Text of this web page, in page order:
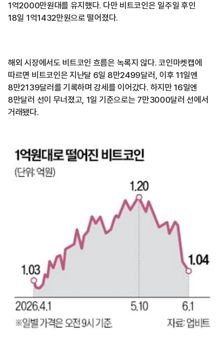
1억2000만원대를 유지했다. 다만 비트코인은 일주일 후인
18일 1억1432만원으로 떨어졌다.
해외 시장에서도 비트코인 흐름은 녹록지 않다. 코인마켓캡에
따르면 비트코인은 지난달 6일 8만2499달러, 이후 11일엔
8만2139달러를 기록하며 강세를 이어갔다. 하지만 16일엔
8만달러 선이 무너졌고, 1일 기준으로는 7만3000달러 선에서
거래됐다.